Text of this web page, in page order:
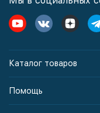
Каталог товаров
Помощь